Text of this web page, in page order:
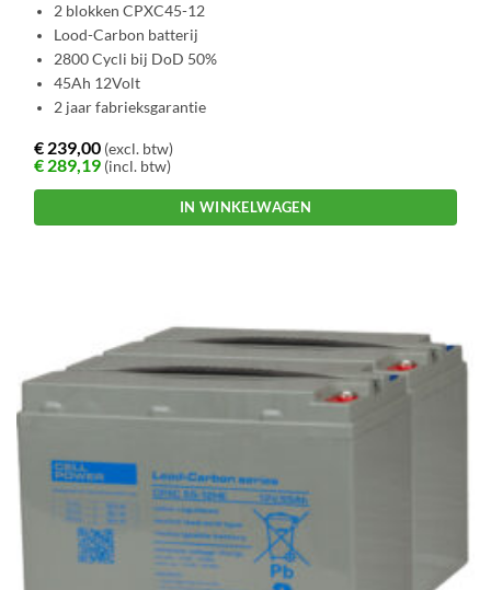
2 blokken CPXC45-12
Lood-Carbon batterij
2800 Cycli bij DoD 50%
45Ah 12Volt
2 jaar fabrieksgarantie
€ 239,00 (excl. btw)
€ 289,19 (incl. btw)
IN WINKELWAGEN